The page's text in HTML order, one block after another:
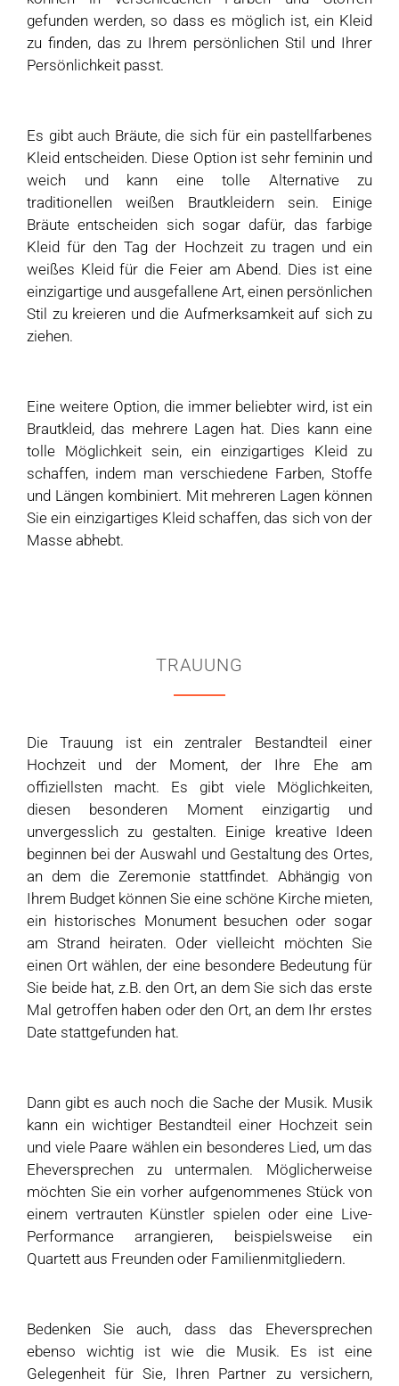
gefunden werden, so dass es möglich ist, ein Kleid
zu finden, das zu Ihrem persönlichen Stil und Ihrer
Persönlichkeit passt.
Es gibt auch Bräute, die sich für ein pastellfarbenes
Kleid entscheiden. Diese Option ist sehr feminin und
weich und kann eine tolle Alternative zu
traditionellen weißen Brautkleidern sein. Einige
Bräute entscheiden sich sogar dafür, das farbige
Kleid für den Tag der Hochzeit zu tragen und ein
weißes Kleid für die Feier am Abend. Dies ist eine
einzigartige und ausgefallene Art, einen persönlichen
Stil zu kreieren und die Aufmerksamkeit auf sich zu
ziehen.
Eine weitere Option, die immer beliebter wird, ist ein
Brautkleid, das mehrere Lagen hat. Dies kann eine
tolle Möglichkeit sein, ein einzigartiges Kleid zu
schaffen, indem man verschiedene Farben, Stoffe
und Längen kombiniert. Mit mehreren Lagen können
Sie ein einzigartiges Kleid schaffen, das sich von der
Masse abhebt.
TRAUUNG
Die Trauung ist ein zentraler Bestandteil einer
Hochzeit und der Moment, der Ihre Ehe am
offiziellsten macht. Es gibt viele Möglichkeiten,
diesen besonderen Moment einzigartig und
unvergesslich zu gestalten. Einige kreative Ideen
beginnen bei der Auswahl und Gestaltung des Ortes,
an dem die Zeremonie stattfindet. Abhängig von
Ihrem Budget können Sie eine schöne Kirche mieten,
ein historisches Monument besuchen oder sogar
am Strand heiraten. Oder vielleicht möchten Sie
einen Ort wählen, der eine besondere Bedeutung für
Sie beide hat, z.B. den Ort, an dem Sie sich das erste
Mal getroffen haben oder den Ort, an dem Ihr erstes
Date stattgefunden hat.
Dann gibt es auch noch die Sache der Musik. Musik
kann ein wichtiger Bestandteil einer Hochzeit sein
und viele Paare wählen ein besonderes Lied, um das
Eheversprechen zu untermalen. Möglicherweise
möchten Sie ein vorher aufgenommenes Stück von
einem vertrauten Künstler spielen oder eine Live-
Performance arrangieren, beispielsweise ein
Quartett aus Freunden oder Familienmitgliedern.
Bedenken Sie auch, dass das Eheversprechen
ebenso wichtig ist wie die Musik. Es ist eine
Gelegenheit für Sie, Ihren Partner zu versichern,